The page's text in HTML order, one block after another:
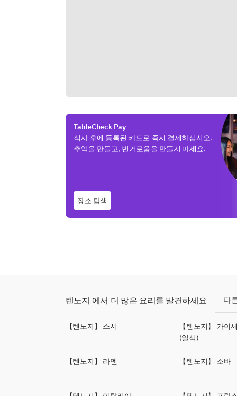
TableCheck Pay
식사 후에 등록된 카드로 즉시 결제하십시오.
추억을 만들고, 번거로움을 만들지 마세요.
장소 탐색
텐노지 에서 더 많은 요리를 발견하세요 다
【텐노지】 스시
【텐노지】 가이
(일식)
【텐노지】 라멘 【텐노지】 소바